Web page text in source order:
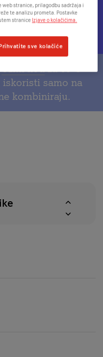
samo na
kombiniraju.
web stranice, prilagodbu sadržaja i
te analizu prometa. Postavke
stranice Izjave o kolačićima.
sve kolačiće